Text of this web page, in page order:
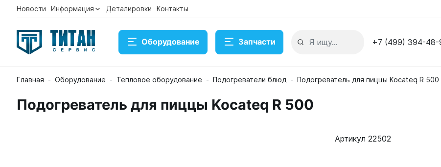
Новости Информация Деталировки Контакты
Оборудование Запчасти +7 (499) 394-48-
Главная Оборудование Тепловое оборудование Подогреватели блюд Подогреватель для пиццы Kocateq R 500
Подогреватель для пиццы Kocateq R 500
Артикул 22502 Временно нет в наличии на складе
Подогреватель для пиццы Kocateq R 500
Артикул 22502